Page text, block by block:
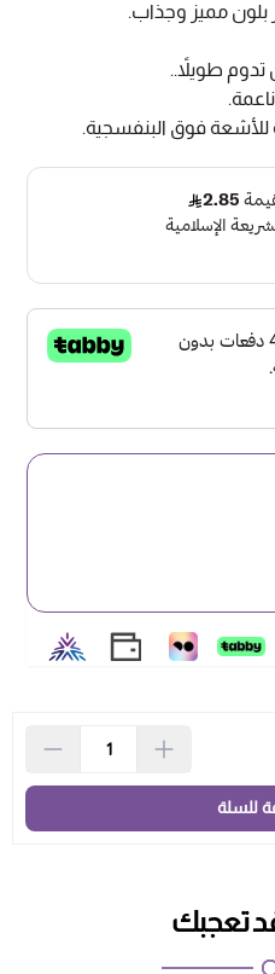
بلون مميز وجذاب.
تدوم طويلاً..
فوق البنفسجية.
للسلة
تعجبك